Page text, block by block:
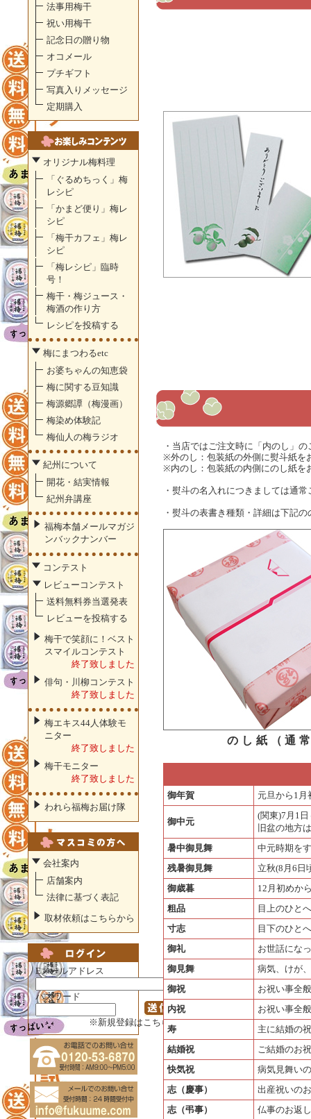
法事用梅干
祝い用梅干
記念日の贈り物
オコメール
プチギフト
写真入りメッセージ
定期購入
オリジナル梅料理
「ぐるめちっく」梅
レシピ
「かまど便り」梅レ
シピ
「梅干カフェ」梅レ
シピ
「梅レシピ」臨時
号！
梅干・梅ジュース・
梅酒の作り方
レシピを投稿する
梅にまつわるetc
お婆ちゃんの知恵袋
梅に関する豆知識
梅源郷譚（梅漫画）
梅染め体験記
梅仙人の梅ラジオ
紀州について
開花・結実情報
紀州弁講座
福梅本舗メールマガジ
ンバックナンバー
コンテスト
レビューコンテスト
送料無料券当選発表
レビューを投稿する
梅干で笑顔に！ベスト
スマイルコンテスト
終了致しました
俳句・川柳コンテスト
終了致しました
梅エキス44人体験モ
ニター
終了致しました
梅干モニター
終了致しました
われら福梅お届け隊
会社案内
店舗案内
法律に基づく表記
取材依頼はこちらから
Eメールアドレス
パスワード
※新規登録はこちらから
・当店ではご注文時に「内のし」
※外のし：包装紙の外側に熨斗紙を
※内のし：包装紙の内側にのし紙を
・熨斗の名入れにつきましては通
・熨斗の表書き種類・詳細は下記の
のし紙（通
御年賀 元旦から1月
御中元
(関東)7月1
旧盆の地方
暑中御見舞
中元時期を
残暑御見舞
立秋(8月6日
御歳暮
12月初めか
粗品
目上のひと
寸志
目下のひと
御礼
お世話にな
御見舞
病気、けが
御祝
お祝い事全
内祝
お祝い事全
寿
主に結婚の
結婚祝
ご結婚のお
快気祝
病気見舞い
志（慶事）
出産祝いの
志（弔事）
仏事のお返